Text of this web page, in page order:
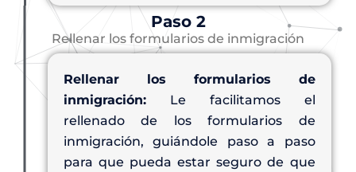
Paso 2
Rellenar los formularios de inmigración
Rellenar los formularios de
inmigración: Le facilitamos el
rellenado de los formularios de
inmigración, guiándole paso a paso
para que pueda estar seguro de que